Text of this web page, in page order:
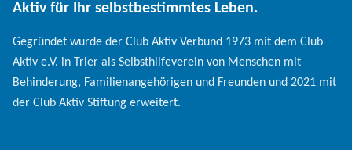
Aktiv für Ihr selbstbestimmtes Leben.
Gegründet wurde der Club Aktiv Verbund 1973 mit dem Club
Aktiv e.V. in Trier als Selbsthilfeverein von Menschen mit
Behinderung, Familienangehörigen und Freunden und 2021 mit
der Club Aktiv Stiftung erweitert.